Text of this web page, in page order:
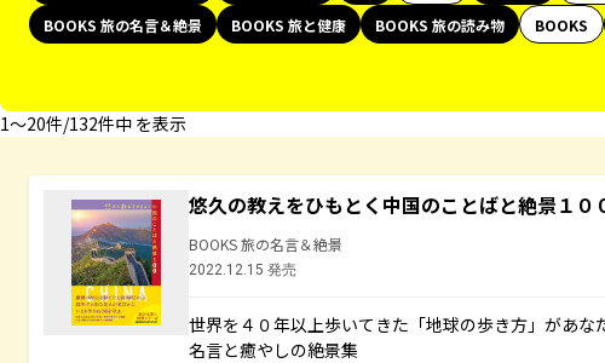
BOOKS 旅の名言＆絶景
BOOKS 旅と健康 BOOKS 旅の読み物 BOOKS
1〜20件/132件中 を表示
悠久の教えをひもとく中国のことばと絶景１０
BOOKS 旅の名言＆絶景
2022.12.15 発売
世界を４０年以上歩いてきた「地球の歩き方」があ
名言と癒やしの絶景集